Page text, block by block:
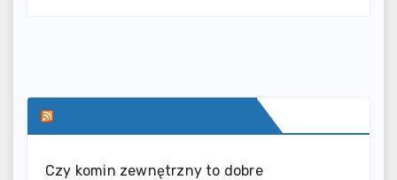
Czy komin zewnętrzny to dobre